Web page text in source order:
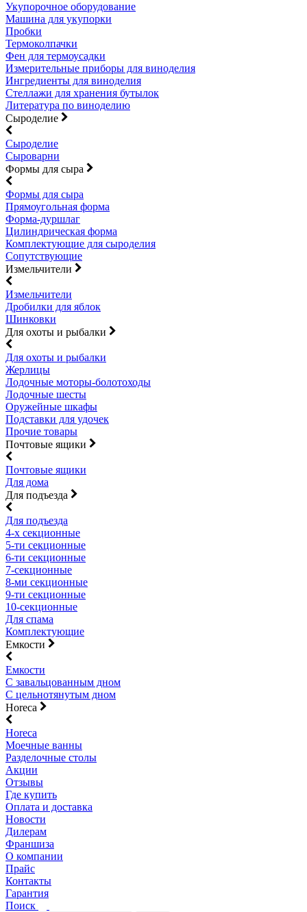
Укупорочное оборудование
Машина для укупорки
Пробки
Термоколпачки
Фен для термоусадки
Измерительные приборы для виноделия
Ингредиенты для виноделия
Стеллажи для хранения бутылок
Литература по виноделию
Сыроделие
Сыроделие
Сыроварни
Формы для сыра
Формы для сыра
Прямоугольная форма
Форма-дуршлаг
Цилиндрическая форма
Комплектующие для сыроделия
Сопутствующие
Измельчители
Измельчители
Дробилки для яблок
Шинковки
Для охоты и рыбалки
Для охоты и рыбалки
Жерлицы
Лодочные моторы-болотоходы
Лодочные шесты
Оружейные шкафы
Подставки для удочек
Прочие товары
Почтовые ящики
Почтовые ящики
Для дома
Для подъезда
Для подъезда
4-х секционные
5-ти секционные
6-ти секционные
7-секционные
8-ми секционные
9-ти секционные
10-секционные
Для спама
Комплектующие
Емкости
Емкости
С завальцованным дном
С цельнотянутым дном
Horeca
Horeca
Моечные ванны
Разделочные столы
Акции
Отзывы
Где купить
Оплата и доставка
Новости
Дилерам
Франшиза
О компании
Прайс
Контакты
Гарантия
Поиск